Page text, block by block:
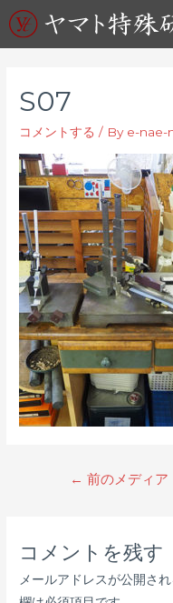
S07
コメントする / By e-nae-
← 前のメディア
コメントを残す
メールアドレスが公開さ